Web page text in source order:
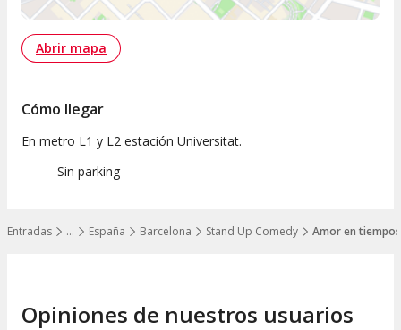
…
Mostrar todos los niveles
Entradas España Barcelona Stand Up Comedy Amor en
Abrir mapa
Cómo llegar
En metro L1 y L2 estación Universitat.
Sin parking
Opiniones de nuestros usuarios